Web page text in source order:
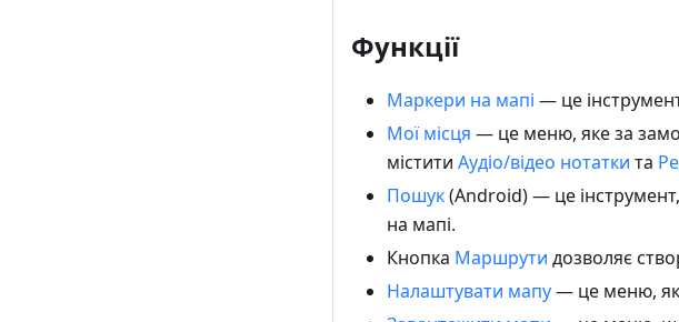
Функції
Маркери на мапі — це
Мої місця — це меню, яке за
містити Аудіо/відео нотатки та
Пошук(Android) — це
на мапі.
Кнопка Маршрути дозволяє
Налаштувати мапу— це меню,